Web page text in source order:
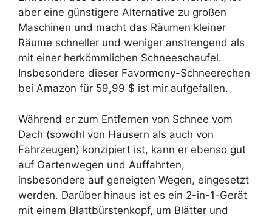
aber eine günstigere Alternative zu großen
Maschinen und macht das Räumen kleiner
Räume schneller und weniger anstrengend als
mit einer herkömmlichen Schneeschaufel.
Insbesondere dieser Favormony-Schneerechen
bei Amazon für 59,99 $ ist mir aufgefallen.
Während er zum Entfernen von Schnee vom
Dach (sowohl von Häusern als auch von
Fahrzeugen) konzipiert ist, kann er ebenso gut
auf Gartenwegen und Auffahrten,
insbesondere auf geneigten Wegen, eingesetzt
werden. Darüber hinaus ist es ein 2-in-1-Gerät
mit einem Blattbürstenkopf, um Blätter und